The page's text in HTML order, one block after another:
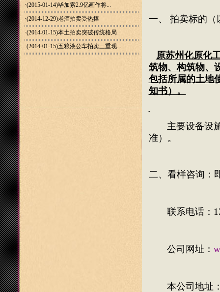
·(2015-01-14)毕加索2.9亿画作将...
·(2014-12-29)老酒拍卖受热捧
·(2014-01-15)本土拍卖突破传统格局
·(2014-01-15)五粮液公车拍卖三重现...
一、 拍卖标的（
原苏州化原化
筑物、构筑物、
包括所属的土地
知书）。
主要设备设
准）。
二、看样咨询：
联系电话：
公司网址：
本公司地址